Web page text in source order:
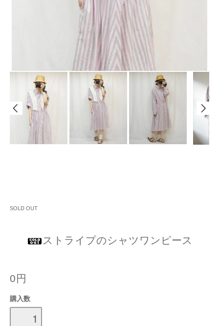
SOLD OUT
ストライプのシャツワンピース
0円
購入数